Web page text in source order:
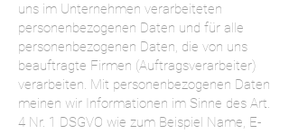
uns im Unternehmen verarbeiteten
personenbezogenen Daten und für alle
personenbezogenen Daten, die von uns
beauftragte Firmen (Auftragsverarbeiter)
verarbeiten. Mit personenbezogenen Daten
meinen wir Informationen im Sinne des Art.
4 Nr. 1 DSGVO wie zum Beispiel Name, E-